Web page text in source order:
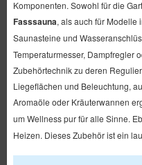
Komponenten. Sowohl für die
Fasssauna, als auch für Modelle
Saunasteine und
Temperaturmesser, Dampfregler
Zubehörtechnik zu deren
Liegeflächen und Beleuchtung,
Aromaöle oder Kräuterwannen
um Wellness pur für alle Sinne.
Heizen. Dieses Zubehör ist ein